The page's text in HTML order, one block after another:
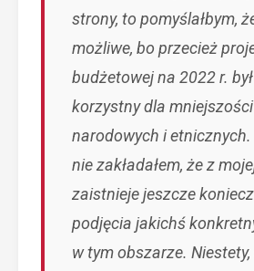
strony, to pomyślałbym,
możliwe, bo przecież
budżetowej na 2022 r.
korzystny dla mniejszości
narodowych i etnicznych.
nie zakładałem, że z
zaistnieje jeszcze
podjęcia jakichś
w tym obszarze.